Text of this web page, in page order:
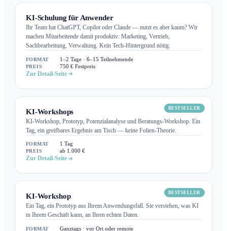
KI-Schulung für Anwender
Ihr Team hat ChatGPT, Copilot oder Claude — nutzt es aber kaum? Wir
machen Mitarbeitende damit produktiv: Marketing, Vertrieb,
Sachbearbeitung, Verwaltung. Kein Tech-Hintergrund nötig.
FORMAT
1–2 Tage · 6–15 Teilnehmende
PREIS
750 € Festpreis
Zur Detail-Seite
BESTSELLER
KI-Workshops
KI-Workshop, Prototyp, Potenzialanalyse und Beratungs-Workshop. Ein
Tag, ein greifbares Ergebnis am Tisch — keine Folien-Theorie.
FORMAT
1 Tag
PREIS
ab 1.000 €
Zur Detail-Seite
BESTSELLER
KI-Workshop
Ein Tag, ein Prototyp aus Ihrem Anwendungsfall. Sie verstehen, was KI
in Ihrem Geschäft kann, an Ihren echten Daten.
FORMAT
Ganztags · vor Ort oder remote